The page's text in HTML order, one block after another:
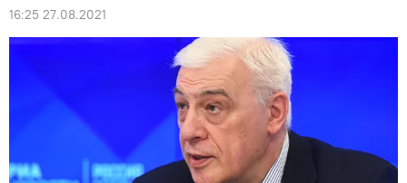
16:25 27.08.2021